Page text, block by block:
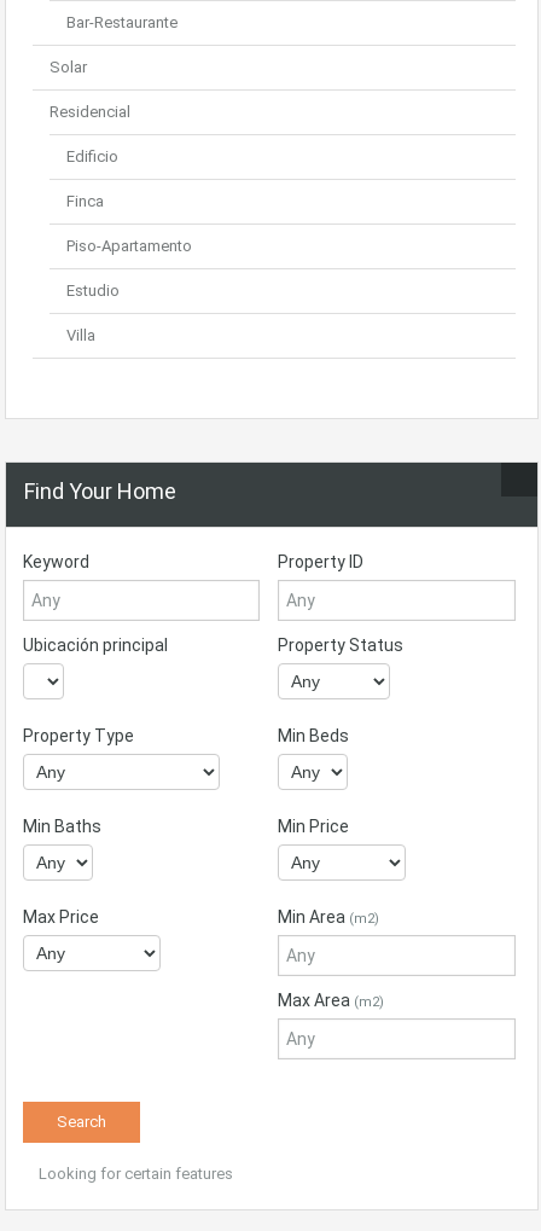
Bar-Restaurante
Solar
Residencial
Edificio
Finca
Piso-Apartamento
Estudio
Villa
Find Your Home
Keyword Property ID
Ubicación principal Property Status
Property Type Min Beds
Min Baths Min Price
Max Price Min Area (m2)
Max Area (m2)
Looking for certain features